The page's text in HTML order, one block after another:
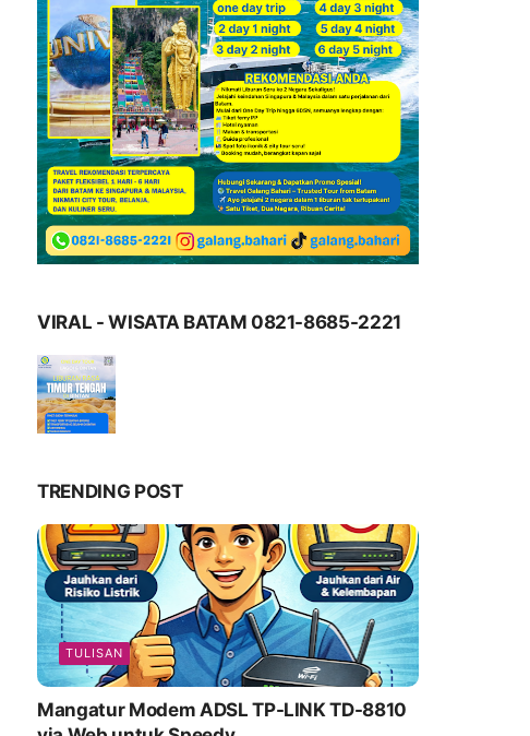
VIRAL - WISATA BATAM 0821-8685-2221
TRENDING POST
TULISAN
Mangatur Modem ADSL TP-LINK TD-8810